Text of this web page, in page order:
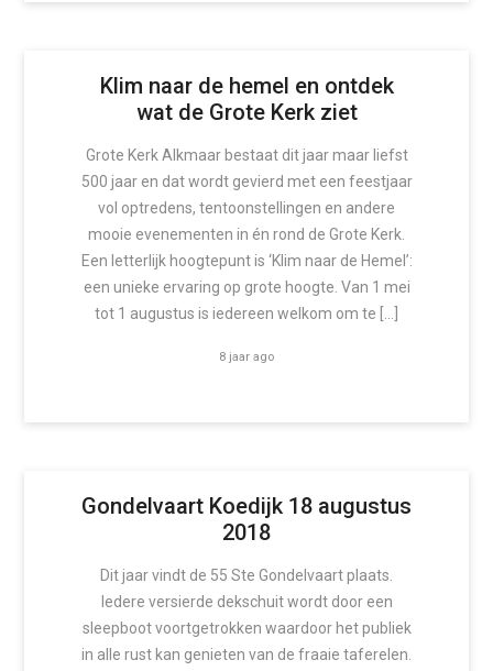
Klim naar de hemel en ontdek
wat de Grote Kerk ziet
Grote Kerk Alkmaar bestaat dit jaar maar liefst
500 jaar en dat wordt gevierd met een feestjaar
vol optredens, tentoonstellingen en andere
mooie evenementen in én rond de Grote Kerk.
Een letterlijk hoogtepunt is ‘Klim naar de Hemel’:
een unieke ervaring op grote hoogte. Van 1 mei
tot 1 augustus is iedereen welkom om te […]
8 jaar ago
Gondelvaart Koedijk 18 augustus
2018
Dit jaar vindt de 55 Ste Gondelvaart plaats.
Iedere versierde dekschuit wordt door een
sleepboot voortgetrokken waardoor het publiek
in alle rust kan genieten van de fraaie taferelen.